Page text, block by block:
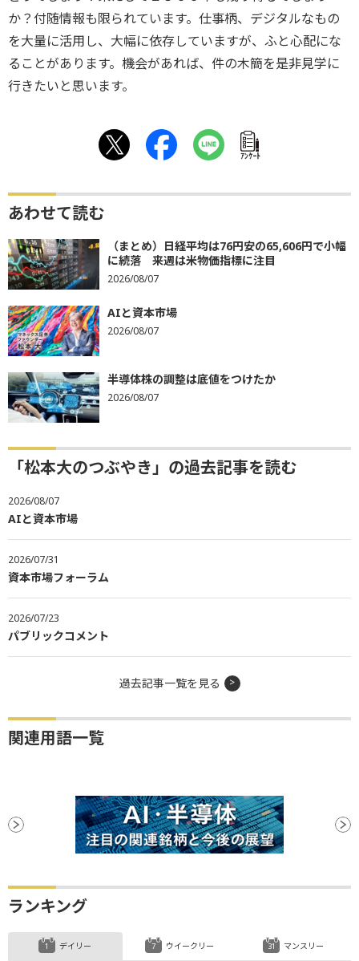
か？付随情報も限られています。仕事柄、デジタルなもの
を大量に活用し、大幅に依存していますが、ふと心配にな
ることがあります。機会があれば、件の木簡を是非見学に
行きたいと思います。
ｱﾝｹｰﾄ
あわせて読む
（まとめ）日経平均は76円安の65,606円で小幅
に続落 来週は米物価指標に注目
2026/08/07
AIと資本市場
2026/08/07
半導体株の調整は底値をつけたか
2026/08/07
「松本大のつぶやき」の過去記事を読む
2026/08/07
AIと資本市場
2026/07/31
資本市場フォーラム
2026/07/23
パブリックコメント
過去記事一覧を見る
関連用語一覧
ランキング
デイリー ウイークリー マンスリー